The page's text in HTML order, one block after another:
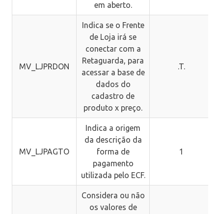
em aberto.
MV_LJPRDON
Indica se o Frente
de Loja irá se
conectar com a
Retaguarda, para
acessar a base de
dados do
cadastro de
produto x preço.
.T.
MV_LJPAGTO
Indica a origem
da descrição da
forma de
pagamento
utilizada pelo ECF.
1
Considera ou não
os valores de